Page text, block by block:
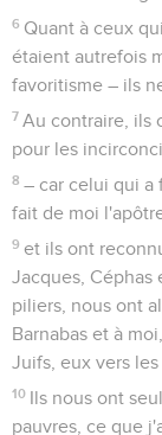
6 Quant à ceux
étaient autrefois
favoritisme – ils
7 Au contraire, ils
pour les
8 – car celui qui a
fait de moi
9 et ils ont
Jacques, Céphas
piliers, nous ont
Barnabas et à
Juifs, eux vers les
10 Ils nous ont
pauvres, ce que